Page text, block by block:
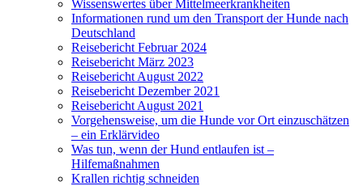
Wissenswertes über Mittelmeerkrankheiten
Informationen rund um den Transport der Hunde nach
Deutschland
Reisebericht Februar 2024
Reisebericht März 2023
Reisebericht August 2022
Reisebericht Dezember 2021
Reisebericht August 2021
Vorgehensweise, um die Hunde vor Ort einzuschätzen
– ein Erklärvideo
Was tun, wenn der Hund entlaufen ist –
Hilfemaßnahmen
Krallen richtig schneiden